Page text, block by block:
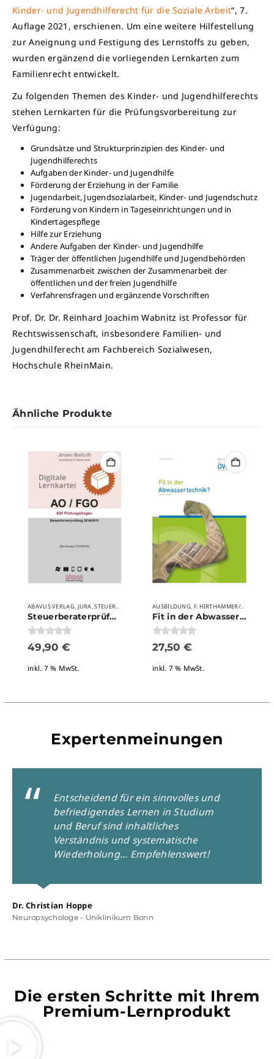
Kinder- und Jugendhilferecht für die Soziale Arbeit“, 7.
Auflage 2021, erschienen. Um eine weitere Hilfestellung
zur Aneignung und Festigung des Lernstoffs zu geben,
wurden ergänzend die vorliegenden Lernkarten zum
Familienrecht entwickelt.
Zu folgenden Themen des Kinder- und Jugendhilferechts
stehen Lernkarten für die Prüfungsvorbereitung zur
Verfügung:
Grundsätze und Strukturprinzipien des Kinder- und
Jugendhilferechts
Aufgaben der Kinder- und Jugendhilfe
Förderung der Erziehung in der Familie
Jugendarbeit, Jugendsozialarbeit, Kinder- und Jugendschutz
Förderung von Kindern in Tageseinrichtungen und in
Kindertagespflege
Hilfe zur Erziehung
Andere Aufgaben der Kinder- und Jugendhilfe
Träger der öffentlichen Jugendhilfe und Jugendbehörden
Zusammenarbeit zwischen der Zusammenarbeit der
öffentlichen und der freien Jugendhilfe
Verfahrensfragen und ergänzende Vorschriften
Prof. Dr. Dr. Reinhard Joachim Wabnitz ist Professor für
Rechtswissenschaft, insbesondere Familien- und
Jugendhilferecht am Fachbereich Sozialwesen,
Hochschule RheinMain.
Ähnliche Produkte
ABAVUS VERLAG JURA ,STEUERBERATER STUDIUM, VERLAGE ,WEITERBILDUNG
Steuerberaterprüfung · Abgabenordnung / Finanzgerichtsordnung / Steuerstrafrecht
0von 5
49,90 €
inkl. 7 % MwSt.
AUSBILDUNG F. HIRTHAMMER/DWA VERLAG
Fit in der Abwassertechnik?
0von 5
27,50 €
inkl. 7 % MwSt.
Expertenmeinungen
Entscheidend für ein sinnvolles und
befriedigendes Lernen in Studium
und Beruf sind inhaltliches
Verständnis und systematische
Wiederholung... Empfehlenswert!
Dr. Christian Hoppe
Neuropsychologe - Uniklinikum Bonn
Die ersten Schritte mit Ihrem
Premium-Lernprodukt